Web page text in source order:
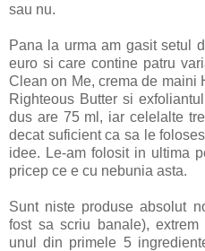
sau nu.
Pana la urma am gasit setul
euro si care contine patru
Clean on Me, crema de maini
Righteous Butter si
dus are 75 ml, iar celelalte
decat suficient ca sa le
idee. Le-am folosit in ultima
pricep ce e cu nebunia asta.
Sunt niste produse absolut
fost sa scriu banale), extrem
unul din primele 5